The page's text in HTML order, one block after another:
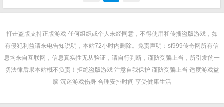
打击盗版支持正版游戏 任何组织或个人未经同意，不得使用和传播盗版游戏，如
有侵犯利益请来电告知说明，本站72小时内删除。免责声明：sf999传奇网所有信
息均来自互联网，信息真实性无从验证，请自行判断，谨防受骗上当，所引发的一
切法律后果本站概不负责！拒绝盗版游戏 注意自我保护 谨防受骗上当 适度游戏益
脑 沉迷游戏伤身 合理安排时间 享受健康生活